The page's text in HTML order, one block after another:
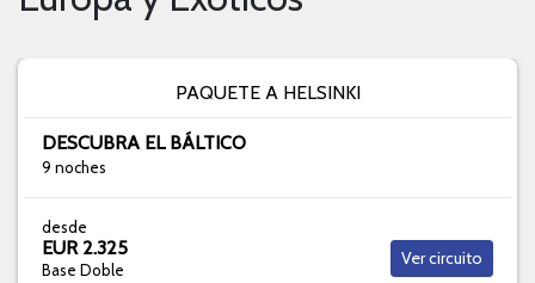
PAQUETE A HELSINKI
DESCUBRA EL BÁLTICO
9 noches
desde
EUR 2.325
Base Doble
Ver circuito